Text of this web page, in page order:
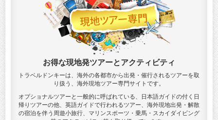
お得な現地発ツアーとアクティビティ
トラベルドンキーは、海外の各都市から出発・催行されるツアーを取
り扱う、海外現地ツアー専門サイトです。
オプショナルツアーと一般的に呼ばれている、日本語ガイドの付く日
帰りツアーの他、英語ガイドで行われるツアー、海外現地出発・解散
の宿泊を伴う周遊小旅行、マリンスポーツ・乗馬・スカイダイビング